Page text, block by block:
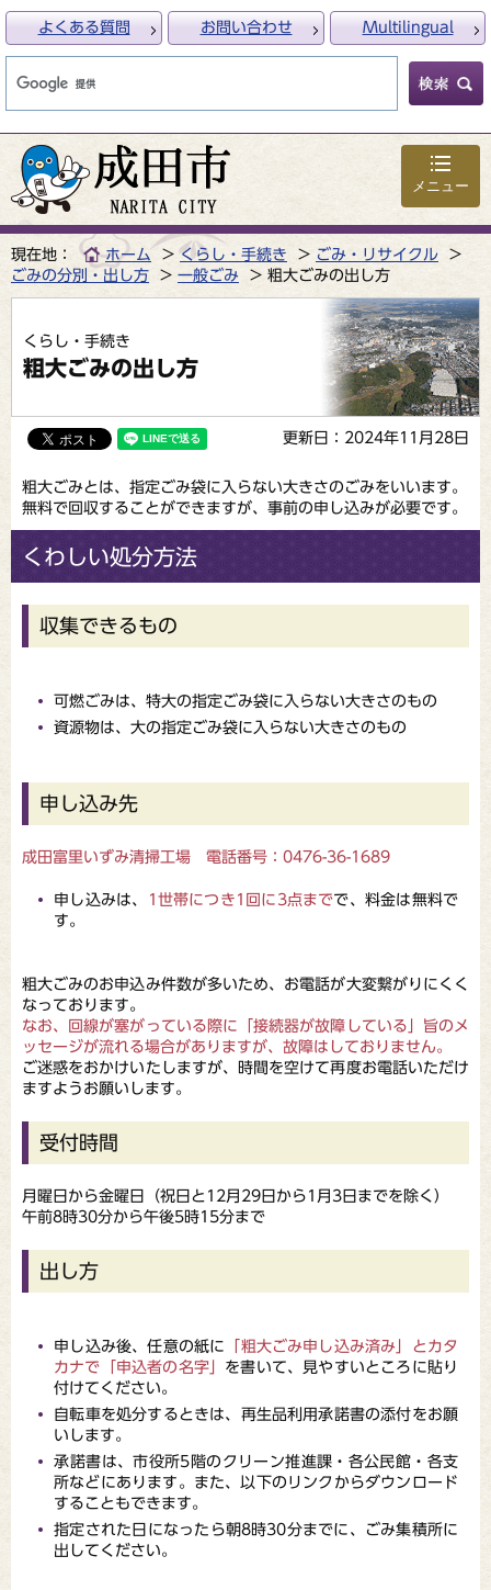
メニュー
よくある質問 お問い合わせ Multilingual
現在地： ホーム くらし・手続き
ごみ・リサイクル
ごみの分別・出し方
一般ごみ 粗大ごみの出し方
くらし・手続き
粗大ごみの出し方
更新日：2024年11月28日
粗大ごみとは、指定ごみ袋に入らない大きさのごみをいいます。
無料で回収することができますが、事前の申し込みが必要です。
くわしい処分方法
収集できるもの
可燃ごみは、特大の指定ごみ袋に入らない大きさのもの
資源物は、大の指定ごみ袋に入らない大きさのもの
申し込み先
成田富里いずみ清掃工場 電話番号：0476-36-1689
申し込みは、 1世帯につき1回に3点までで、料金は無料で
す。
粗大ごみのお申込み件数が多いため、お電話が大変繋がりにくく
なっております。
なお、回線が塞がっている際に「接続器が故障している」旨のメ
ッセージが流れる場合がありますが、故障はしておりません。
ご迷惑をおかけいたしますが、時間を空けて再度お電話いただけ
ますようお願いします。
受付時間
月曜日から金曜日（祝日と12月29日から1月3日までを除く）
午前8時30分から午後5時15分まで
出し方
申し込み後、任意の紙に 「粗大ごみ申し込み済み」とカタ
カナで「申込者の名字」 を書いて、見やすいところに貼り
付けてください。
自転車を処分するときは、再生品利用承諾書の添付をお願
いします。
承諾書は、市役所5階のクリーン推進課・各公民館・各支
所などにあります。また、以下のリンクからダウンロード
することもできます。
指定された日になったら朝8時30分までに、ごみ集積所に
出してください。